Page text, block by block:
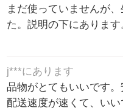
まだ使っていませんが
た。説明の下にあります
j***にあります
品物がとてもいいです
配送速度が速くて、いい